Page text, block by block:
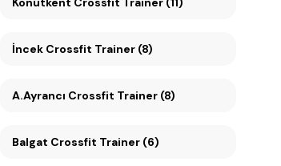
İncek Crossfit Trainer (8)
A.Ayrancı Crossfit Trainer (8)
Balgat Crossfit Trainer (6)